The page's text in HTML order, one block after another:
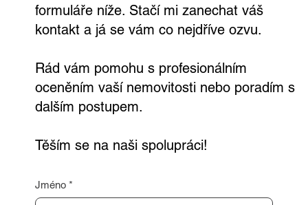
formuláře níže. Stačí mi zanechat váš
kontakt a já se vám co nejdříve ozvu.
Rád vám pomohu s profesionálním
oceněním vaší nemovitosti nebo poradím s
dalším postupem.
Těším se na naši spolupráci!
Jméno *